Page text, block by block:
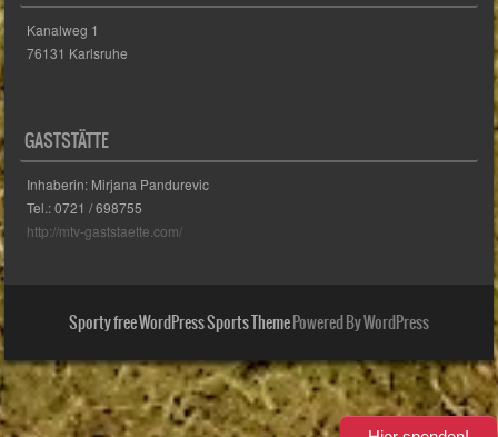
Kanalweg 1
76131 Karlsruhe
GASTSTÄTTE
Inhaberin: Mirjana Pandurevic
Tel.: 0721 / 698755
http://mtv-gaststaette.com/
Sporty free WordPress Sports ThemePowered By WordPress